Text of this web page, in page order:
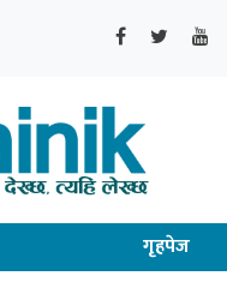
गृहपेज